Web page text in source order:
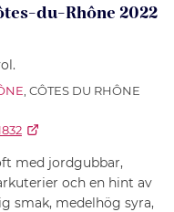
du-Rhône 2022
, CÔTES DU RHÔNE
med jordgubbar,
och en hint av
smak, medelhög syra,